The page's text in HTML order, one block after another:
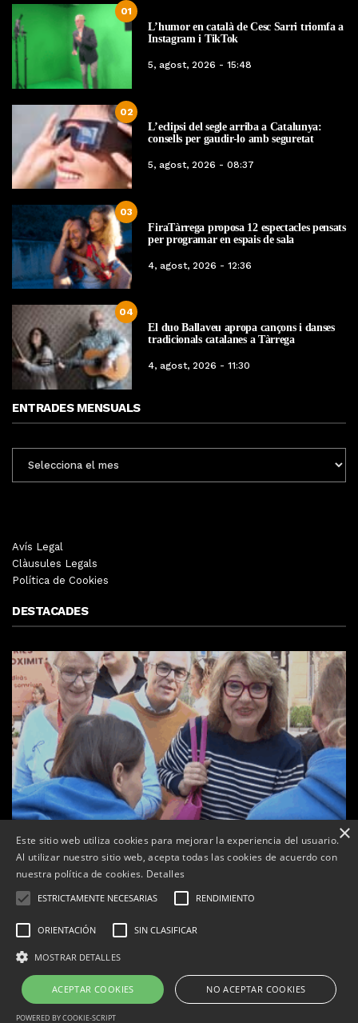
01
L’humor en català de Cesc Sarri triomfa a
Instagram i TikTok
5, agost, 2026 - 15:48
02
L’eclipsi del segle arriba a Catalunya:
consells per gaudir-lo amb seguretat
5, agost, 2026 - 08:37
03
FiraTàrrega proposa 12 espectacles pensats
per programar en espais de sala
4, agost, 2026 - 12:36
04
El duo Ballaveu apropa cançons i danses
tradicionals catalanes a Tàrrega
4, agost, 2026 - 11:30
ENTRADES MENSUALS
MENSUALS
Avís Legal
Clàusules Legals
Política de Cookies
DESTACADES
Tàrrega celebra la 25a Fira del Medi Ambient
Per Tàrrega Televisió 18, octubre, 2025 - 12:26
×
Este sitio web utiliza cookies para mejorar la experiencia del usuario.
Al utilizar nuestro sitio web, acepta todas las cookies de acuerdo con
nuestra política de cookies. Detalles
ESTRICTAMENTE NECESARIAS RENDIMIENTO
ORIENTACIÓN SIN CLASIFICAR
MOSTRAR DETALLES
ACEPTAR COOKIES NO ACEPTAR COOKIES
POWERED BY COOKIE-SCRIPT